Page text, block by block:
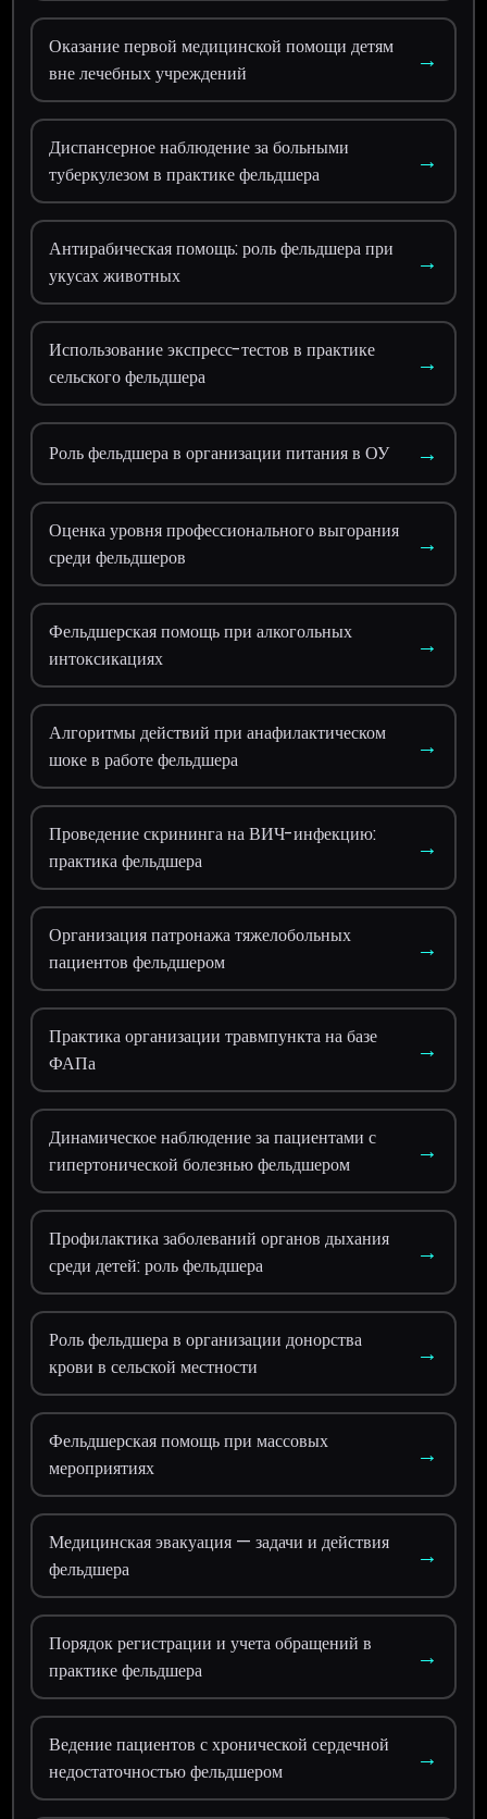
Оказание первой медицинской помощи детям
вне лечебных учреждений
→
Диспансерное наблюдение за больными
туберкулезом в практике фельдшера
→
Антирабическая помощь: роль фельдшера при
укусах животных
→
Использование экспресс-тестов в практике
сельского фельдшера
→
Роль фельдшера в организации питания в ОУ →
Оценка уровня профессионального выгорания
среди фельдшеров
→
Фельдшерская помощь при алкогольных
интоксикациях
→
Алгоритмы действий при анафилактическом
шоке в работе фельдшера
→
Проведение скрининга на ВИЧ-инфекцию:
практика фельдшера
→
Организация патронажа тяжелобольных
пациентов фельдшером
→
Практика организации травмпункта на базе
ФАПа
→
Динамическое наблюдение за пациентами с
гипертонической болезнью фельдшером
→
Профилактика заболеваний органов дыхания
среди детей: роль фельдшера
→
Роль фельдшера в организации донорства
крови в сельской местности
→
Фельдшерская помощь при массовых
мероприятиях
→
Медицинская эвакуация — задачи и действия
фельдшера
→
Порядок регистрации и учета обращений в
практике фельдшера
→
Ведение пациентов с хронической сердечной
недостаточностью фельдшером
→